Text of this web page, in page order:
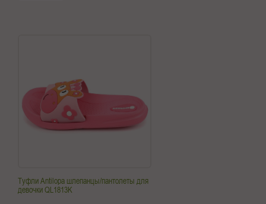
Туфли Antilopa шлепанцы/пантолеты для
девочки QL1813K